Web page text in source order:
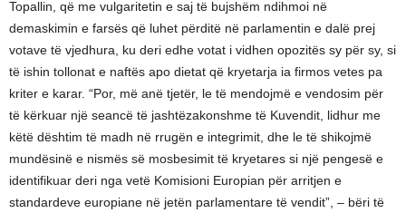
Topallin, që me vulgaritetin e saj të bujshëm ndihmoi në
demaskimin e farsës që luhet përditë në parlamentin e dalë prej
votave të vjedhura, ku deri edhe votat i vidhen opozitës sy për sy, si
të ishin tollonat e naftës apo dietat që kryetarja ia firmos vetes pa
kriter e karar. “Por, më anë tjetër, le të mendojmë e vendosim për
të kërkuar një seancë të jashtëzakonshme të Kuvendit, lidhur me
këtë dështim të madh në rrugën e integrimit, dhe le të shikojmë
mundësinë e nismës së mosbesimit të kryetares si një pengesë e
identifikuar deri nga vetë Komisioni Europian për arritjen e
standardeve europiane në jetën parlamentare të vendit”, – bëri të